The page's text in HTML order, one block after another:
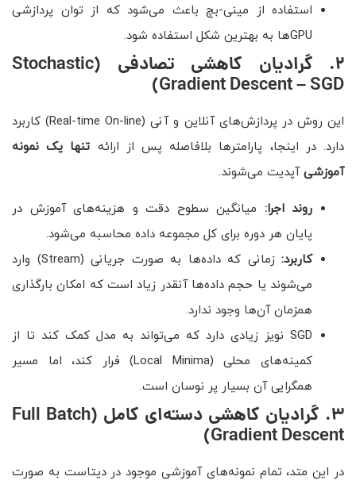
استفاده از مینی-بچ باعث می‌شود که از توان پردازشی
GPUها به بهترین شکل استفاده شود.
۲. گرادیان کاهشی تصادفی (Stochastic
Gradient Descent – SGD)
این روش در پردازش‌های آنلاین و آنی (Real-time On-line) کاربرد
دارد. در اینجا، پارامترها بلافاصله پس از ارائه تنها یک نمونه
آموزشیآپدیت می‌شوند.
روند اجرا: میانگین سطوح دقت و هزینه‌های آموزش در
پایان هر دوره برای کل مجموعه داده محاسبه می‌شود.
کاربرد:
زمانی که داده‌ها به صورت جریانی (Stream) وارد
می‌شوند یا حجم داده‌ها آنقدر زیاد است که امکان بارگذاری
همزمان آن‌ها وجود ندارد.
SGD نویز زیادی دارد که می‌تواند به مدل کمک کند تا از
کمینه‌های محلی (Local Minima) فرار کند، اما مسیر
همگرایی آن بسیار پر نوسان است.
۳. گرادیان کاهشی دسته‌ای کامل (Full Batch
Gradient Descent)
در این متد، تمام نمونه‌های آموزشی موجود در دیتاست به صورت